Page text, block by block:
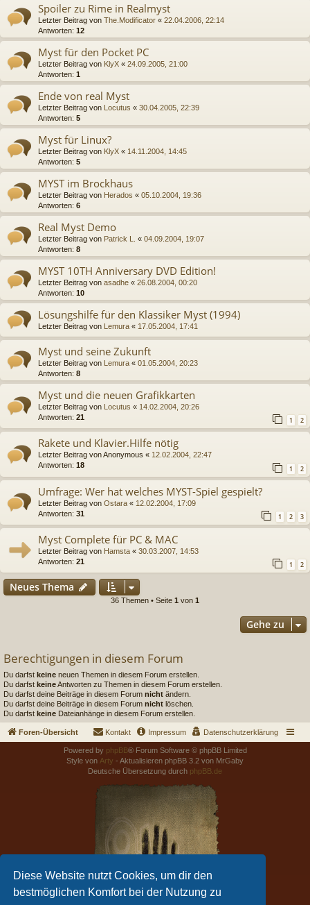
Diese Website nutzt Cookies, um dir den
bestmöglichen Komfort bei der Nutzung zu
Spoiler zu Rime in Realmyst
Letzter Beitrag von The.Modificator « 22.04.2006, 22:14
Antworten: 12
Myst für den Pocket PC
Letzter Beitrag von KlyX « 24.09.2005, 21:00
Antworten: 1
Ende von real Myst
Letzter Beitrag von Locutus « 30.04.2005, 22:39
Antworten: 5
Myst für Linux?
Letzter Beitrag von KlyX « 14.11.2004, 14:45
Antworten: 5
MYST im Brockhaus
Letzter Beitrag von Herados « 05.10.2004, 19:36
Antworten: 6
Real Myst Demo
Letzter Beitrag von Patrick L. « 04.09.2004, 19:07
Antworten: 8
MYST 10TH Anniversary DVD Edition!
Letzter Beitrag von asadhe « 26.08.2004, 00:20
Antworten: 10
Lösungshilfe für den Klassiker Myst (1994)
Letzter Beitrag von Lemura « 17.05.2004, 17:41
Myst und seine Zukunft
Letzter Beitrag von Lemura « 01.05.2004, 20:23
Antworten: 8
Myst und die neuen Grafikkarten
Letzter Beitrag von Locutus « 14.02.2004, 20:26
Antworten: 21 1 2
Rakete und Klavier.Hilfe nötig
Letzter Beitrag vonAnonymous « 12.02.2004, 22:47
Antworten: 18 1 2
Umfrage: Wer hat welches MYST-Spiel gespielt?
Letzter Beitrag von Ostara « 12.02.2004, 17:09
Antworten: 31 1 2 3
Myst Complete für PC & MAC
Letzter Beitrag von Hamsta « 30.03.2007, 14:53
Antworten: 21 1 2
Neues Thema
36 Themen • Seite 1 von 1
Gehe zu
Berechtigungen in diesem Forum
Du darfst keine neuen Themen in diesem Forum erstellen.
Du darfst keineAntworten zu Themen in diesem Forum erstellen.
Du darfst deine Beiträge in diesem Forum nicht ändern.
Du darfst deine Beiträge in diesem Forum nicht löschen.
Du darfst keine Dateianhänge in diesem Forum erstellen.
Foren-Übersicht Datenschutzerklärung
Impressum
Kontakt
Powered by phpBB® Forum Software © phpBB Limited
Style von Arty - Aktualisieren phpBB 3.2 von MrGaby
Deutsche Übersetzung durch phpBB.de